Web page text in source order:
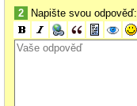
2 Napište svou odpověď: